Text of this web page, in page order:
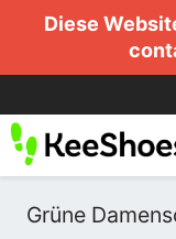
Diese
Grüne